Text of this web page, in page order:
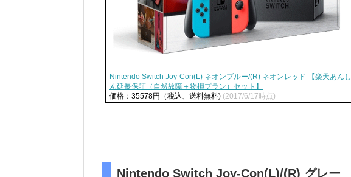
Nintendo Switch Joy-Con(L) ネオンブルー/(R) ネオンレッド 【楽天あんし
ん延長保証（自然故障＋物損プラン）セット】
価格：35578円（税込、送料無料) (2017/6/17時点)
Nintendo Switch Joy-Con(L)/(R) グレー